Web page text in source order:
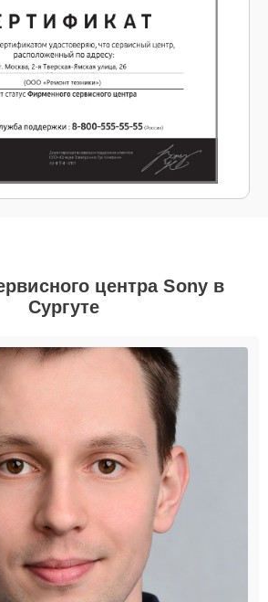
центра Sony в
Сургуте